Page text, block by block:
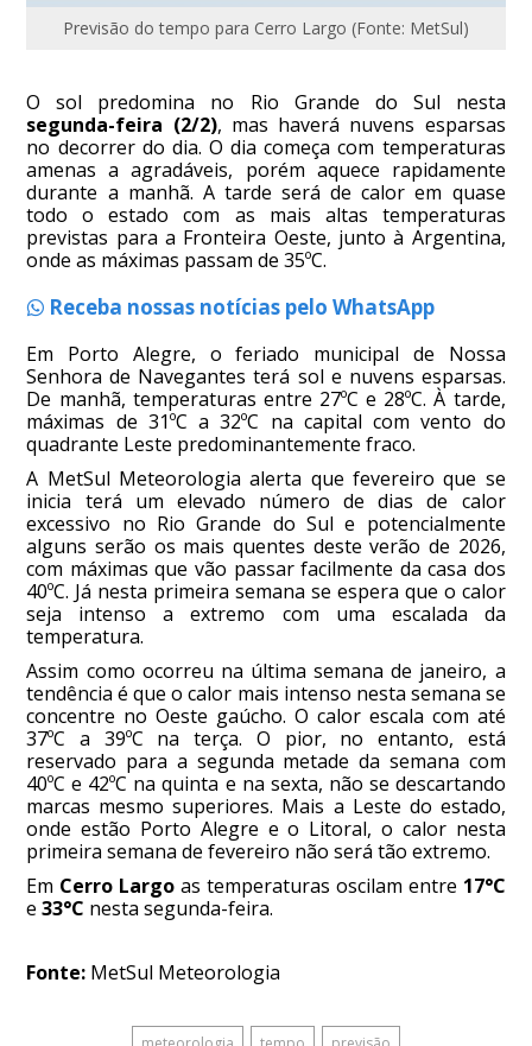
Previsão do tempo para Cerro Largo (Fonte: MetSul)
O sol predomina no Rio Grande do Sul nesta
segunda-feira (2/2), mas haverá nuvens esparsas
no decorrer do dia. O dia começa com temperaturas
amenas a agradáveis, porém aquece rapidamente
durante a manhã. A tarde será de calor em quase
todo o estado com as mais altas temperaturas
previstas para a Fronteira Oeste, junto à Argentina,
onde as máximas passam de 35ºC.
Receba nossas notícias pelo WhatsApp
Em Porto Alegre, o feriado municipal de Nossa
Senhora de Navegantes terá sol e nuvens esparsas.
De manhã, temperaturas entre 27ºC e 28ºC. À tarde,
máximas de 31ºC a 32ºC na capital com vento do
quadrante Leste predominantemente fraco.
A MetSul Meteorologia alerta que fevereiro que se
inicia terá um elevado número de dias de calor
excessivo no Rio Grande do Sul e potencialmente
alguns serão os mais quentes deste verão de 2026,
com máximas que vão passar facilmente da casa dos
40ºC. Já nesta primeira semana se espera que o calor
seja intenso a extremo com uma escalada da
temperatura.
Assim como ocorreu na última semana de janeiro, a
tendência é que o calor mais intenso nesta semana se
concentre no Oeste gaúcho. O calor escala com até
37ºC a 39ºC na terça. O pior, no entanto, está
reservado para a segunda metade da semana com
40ºC e 42ºC na quinta e na sexta, não se descartando
marcas mesmo superiores. Mais a Leste do estado,
onde estão Porto Alegre e o Litoral, o calor nesta
primeira semana de fevereiro não será tão extremo.
Em Cerro Largo as temperaturas oscilam entre 17°C
e33°C nesta segunda-feira.
Fonte: MetSul Meteorologia